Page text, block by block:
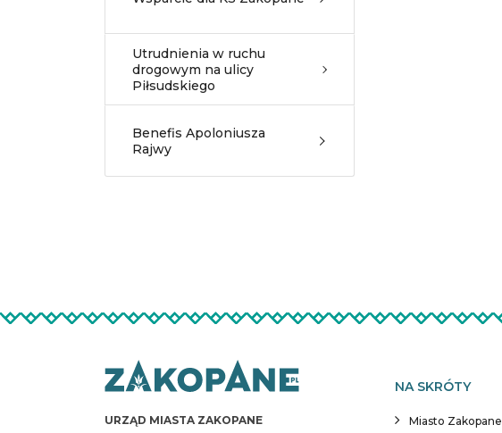
Utrudnienia w ruchu
drogowym na ulicy
Piłsudskiego
Benefis Apoloniusza
Rajwy
URZĄD MIASTA ZAKOPANE
NA SKRÓTY
Miasto Zakopane